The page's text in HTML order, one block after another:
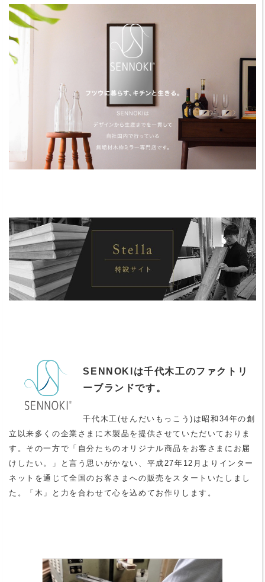
SENNOKIは千代木工のファクトリ
ーブランドです。
千代木工(せんだいもっこう)は昭和34年の創
立以来多くの企業さまに木製品を提供させていただいておりま
す。その一方で「自分たちのオリジナル商品をお客さまにお届
けしたい。」と言う思いがかない、平成27年12月よりインター
ネットを通じて全国のお客さまへの販売をスタートいたしまし
た。「木」と力を合わせて心を込めてお作りします。